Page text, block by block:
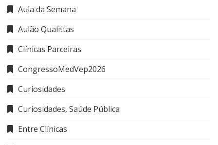
Aula da Semana
Aulão Qualittas
Clínicas Parceiras
CongressoMedVep2026
Curiosidades
Curiosidades, Saúde Pública
Entre Clínicas